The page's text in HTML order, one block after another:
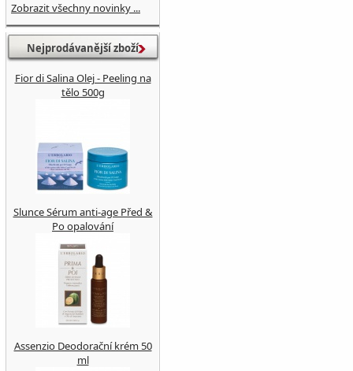
Zobrazit všechny novinky ...
Nejprodávanější zboží
Fior di Salina Olej - Peeling na
tělo 500g
Slunce Sérum anti-age Před &
Po opalování
Assenzio Deodorační krém 50
ml